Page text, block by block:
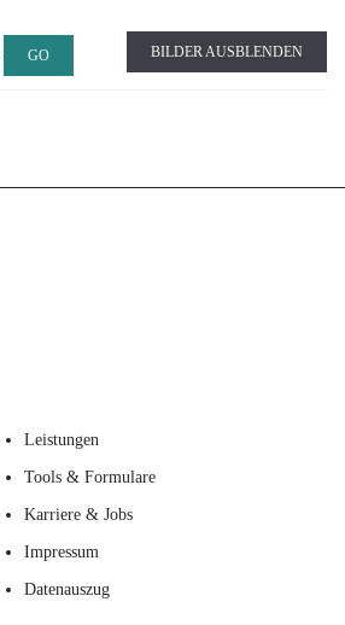
BILDER AUSBLENDEN
Leistungen
Tools & Formulare
Karriere & Jobs
Impressum
Datenauszug